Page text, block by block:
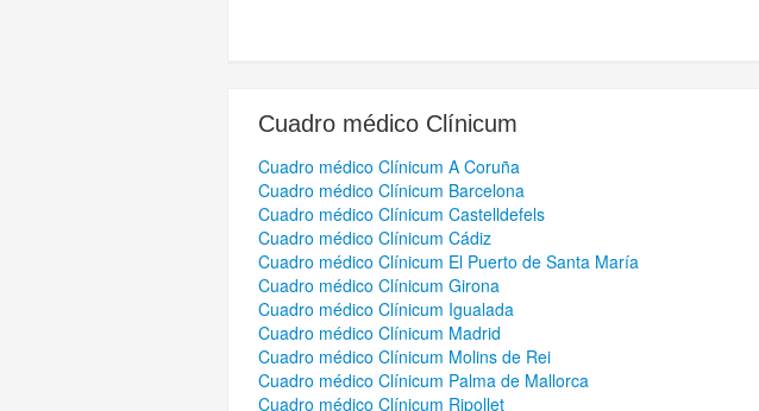
Cuadro médico Clínicum
Cuadro médico Clínicum A Coruña
Cuadro médico Clínicum Barcelona
Cuadro médico Clínicum Castelldefels
Cuadro médico Clínicum Cádiz
Cuadro médico Clínicum El Puerto de Santa María
Cuadro médico Clínicum Girona
Cuadro médico Clínicum Igualada
Cuadro médico Clínicum Madrid
Cuadro médico Clínicum Molins de Rei
Cuadro médico Clínicum Palma de Mallorca
Cuadro médico Clínicum Ripollet